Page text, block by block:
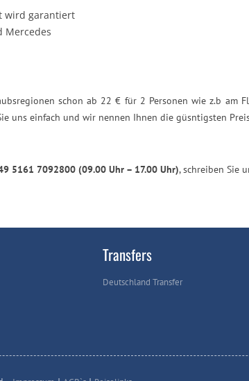
wird garantiert
Mercedes
schon ab 22 € für 2 Personen wie z.b am
uns einfach und wir nennen Ihnen die güsntigsten
5161 7092800 (09.00 Uhr – 17.00 Uhr), schreiben Sie
Transfers
Deutschland Transfer